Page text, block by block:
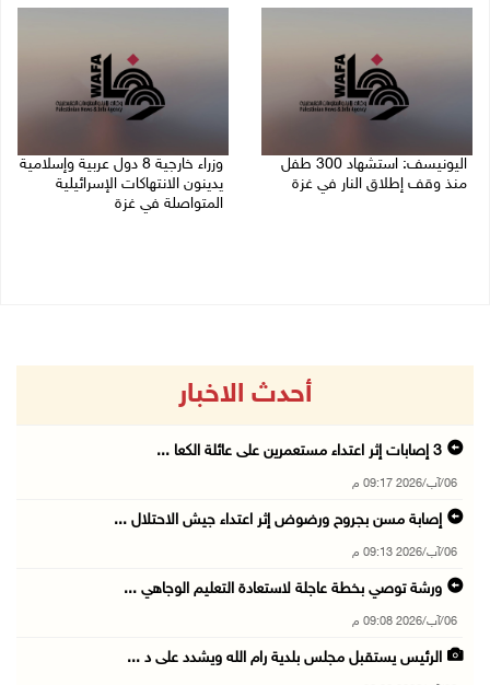
اليونيسف: استشهاد 300 طفل
منذ وقف إطلاق النار في غزة
وزراء خارجية 8 دول عربية وإسلامية
يدينون الانتهاكات الإسرائيلية
المتواصلة في غزة
أحدث الاخبار
06/آب/2026 09:17 م
إصابة مسن بجروح ورضوض إثر اعتداء جيش الاحتلال ...
06/آب/2026 09:13 م
ورشة توصي بخطة عاجلة لاستعادة التعليم الوجاهي ...
06/آب/2026 09:08 م
الرئيس يستقبل مجلس بلدية رام الله ويشدد على د ...